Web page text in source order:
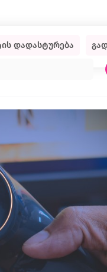
დადასტურება